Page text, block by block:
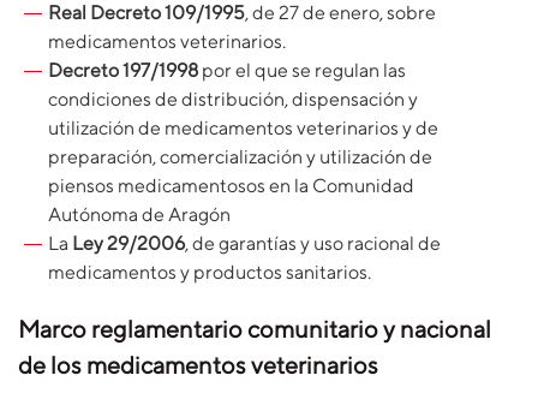
Real Decreto 109/1995, de 27 de enero, sobre
medicamentos veterinarios.
Decreto 197/1998 por el que se regulan las
condiciones de distribución, dispensación y
utilización de medicamentos veterinarios y de
preparación, comercialización y utilización de
piensos medicamentosos en la Comunidad
Autónoma de Aragón
La Ley 29/2006, de garantías y uso racional de
medicamentos y productos sanitarios.
Marco reglamentario comunitario y nacional
de los medicamentos veterinarios